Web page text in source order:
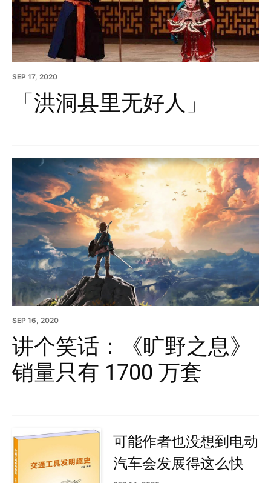
SEP 17, 2020
「洪洞县里无好人」
SEP 16, 2020
讲个笑话：《旷野之息》
销量只有 1700 万套
可能作者也没想到电动
汽车会发展得这么快